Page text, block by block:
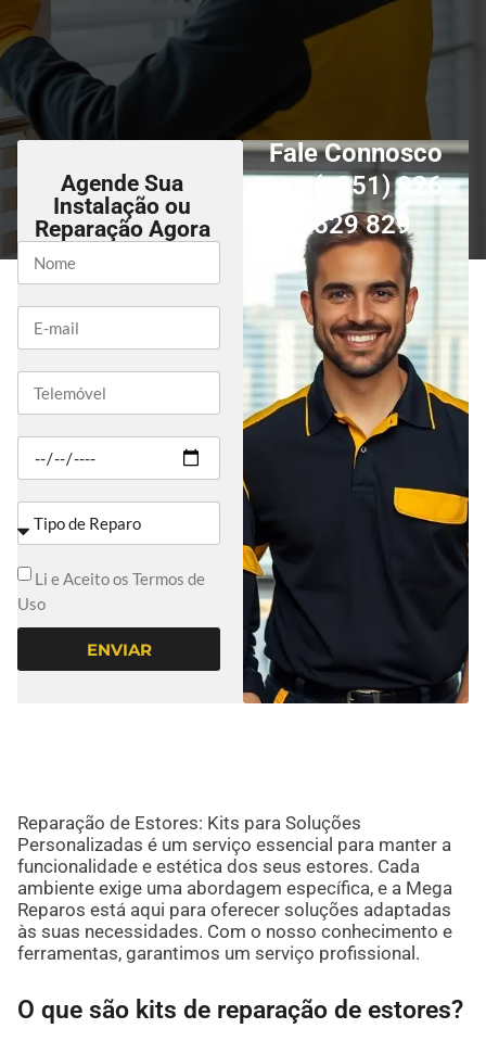
Agende Sua
Instalação ou
Reparação Agora
Li e Aceito os Termos de
Uso
ENVIAR
Fale Connosco
(+351) 926
529 829
Reparação de Estores: Kits para Soluções
Personalizadas é um serviço essencial para manter a
funcionalidade e estética dos seus estores. Cada
ambiente exige uma abordagem específica, e a Mega
Reparos está aqui para oferecer soluções adaptadas
às suas necessidades. Com o nosso conhecimento e
ferramentas, garantimos um serviço profissional.
O que são kits de reparação de estores?